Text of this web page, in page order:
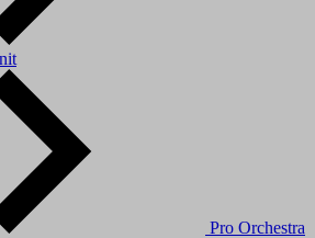
Pro Orchestra